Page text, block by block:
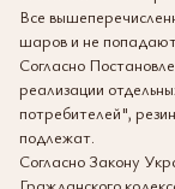
Все
шаров и не
Согласно
реализации
потребителей",
подлежат.
Согласно Закону